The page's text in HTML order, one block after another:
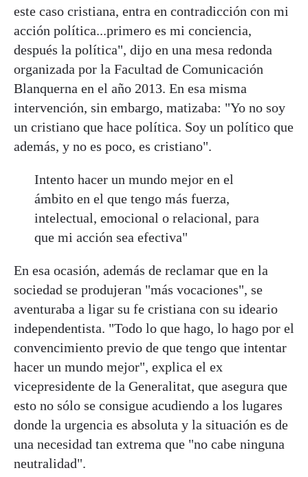
este caso cristiana, entra en contradicción con mi
acción política...primero es mi conciencia,
después la política", dijo en una mesa redonda
organizada por la Facultad de Comunicación
Blanquerna en el año 2013. En esa misma
intervención, sin embargo, matizaba: "Yo no soy
un cristiano que hace política. Soy un político que
además, y no es poco, es cristiano".
Intento hacer un mundo mejor en el
ámbito en el que tengo más fuerza,
intelectual, emocional o relacional, para
que mi acción sea efectiva"
En esa ocasión, además de reclamar que en la
sociedad se produjeran "más vocaciones", se
aventuraba a ligar su fe cristiana con su ideario
independentista. "Todo lo que hago, lo hago por el
convencimiento previo de que tengo que intentar
hacer un mundo mejor", explica el ex
vicepresidente de la Generalitat, que asegura que
esto no sólo se consigue acudiendo a los lugares
donde la urgencia es absoluta y la situación es de
una necesidad tan extrema que "no cabe ninguna
neutralidad".